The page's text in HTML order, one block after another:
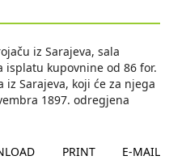
iz Sarajeva, sala
isplatu kupovnine od 86 for.
Sarajeva, koji će za njega
1897. odregjena
PRINT E-MAIL